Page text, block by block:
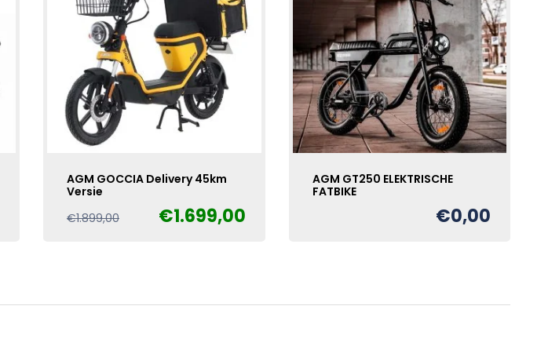
AGM GOCCIA Delivery 45km
Versie
€1.899,00Oorspronkelijke
€1.699,00
Huidige
AGM GT250 ELEKTRISCHE
FATBIKE
€0,00